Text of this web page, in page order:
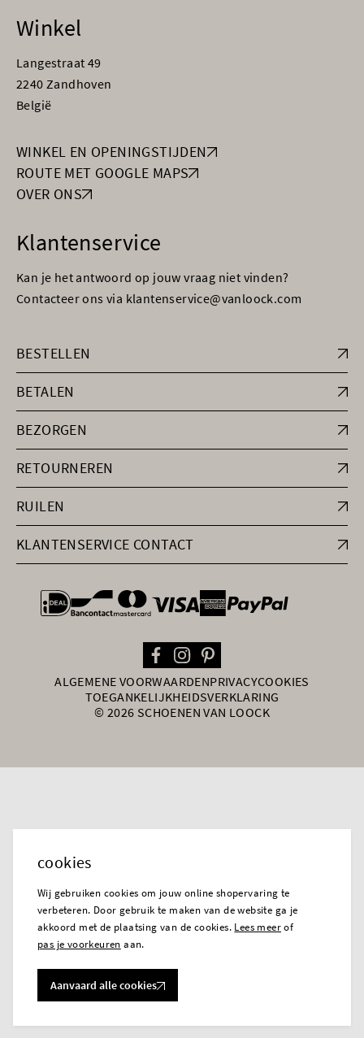
Winkel
Langestraat 49
2240 Zandhoven
België
WINKEL EN OPENINGSTIJDEN
ROUTE MET GOOGLE MAPS
OVER ONS
Klantenservice
Kan je het antwoord op jouw vraag niet vinden?
Contacteer ons via klantenservice@vanloock.com
BESTELLEN
BETALEN
BEZORGEN
RETOURNEREN
RUILEN
KLANTENSERVICE CONTACT
general.paymentOptions
ALGEMENE VOORWAARDENPRIVACYCOOKIES
TOEGANKELIJKHEIDSVERKLARING
© 2026 SCHOENEN VAN LOOCK
cookies
Wij gebruiken cookies om jouw online shopervaring te
verbeteren. Door gebruik te maken van de website ga je
akkoord met de plaatsing van de cookies. Lees meerof
pas je voorkeuren aan.
Aanvaard alle cookies